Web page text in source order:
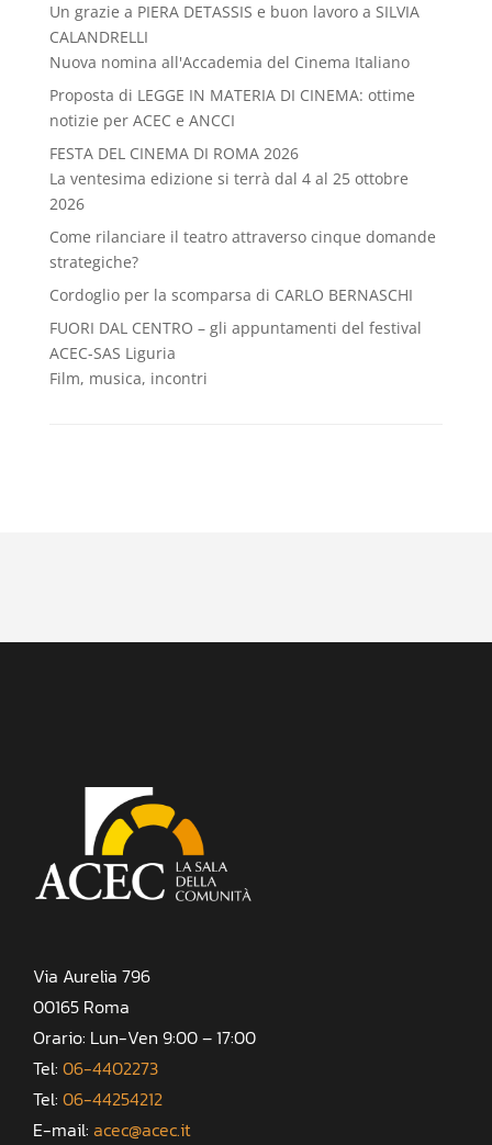
Un grazie a PIERA DETASSIS e buon lavoro a SILVIA
CALANDRELLI
Nuova nomina all'Accademia del Cinema Italiano
Proposta di LEGGE IN MATERIA DI CINEMA: ottime
notizie per ACEC e ANCCI
FESTA DEL CINEMA DI ROMA 2026
La ventesima edizione si terrà dal 4 al 25 ottobre
2026
Come rilanciare il teatro attraverso cinque domande
strategiche?
Cordoglio per la scomparsa di CARLO BERNASCHI
FUORI DAL CENTRO – gli appuntamenti del festival
ACEC-SAS Liguria
Film, musica, incontri
Via Aurelia 796
00165 Roma
Orario: Lun-Ven 9:00 – 17:00
Tel: 06-4402273
Tel: 06-44254212
E-mail: acec@acec.it